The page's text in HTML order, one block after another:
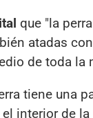
que "la
atadas
de toda la
tiene una
interior de